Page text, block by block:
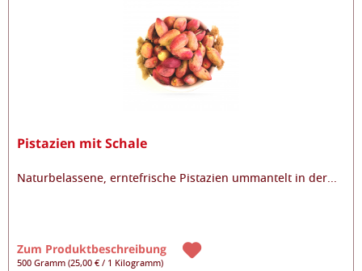
Pistazien mit Schale
Naturbelassene, erntefrische Pistazien ummantelt in der...
Zum Produktbeschreibung
500 Gramm(25,00 € / 1 Kilogramm)